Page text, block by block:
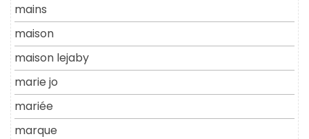
mains
maison
maison lejaby
marie jo
mariée
marque